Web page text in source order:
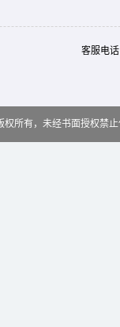
客服电
权所有，未经书面授权